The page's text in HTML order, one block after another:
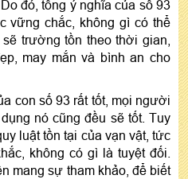
đó, tổng ý nghĩa của số 93
vững chắc, không gì có thể
trường tồn theo thời gian,
may mắn và bình an cho
con số 93 rất tốt, mọi người
nó cũng đều sẽ tốt. Tuy
luật tồn tại của vạn vật, tức
không có gì là tuyệt đối.
mang sự tham khảo, để biết